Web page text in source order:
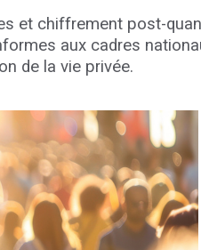
et chiffrement post-
aux cadres
de la vie privée.